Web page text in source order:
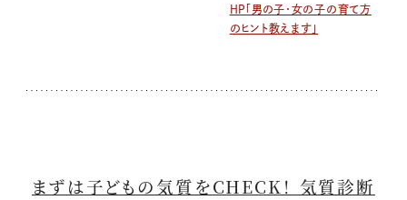
HP「男の子・女の子の育て方
のヒント教えます」
まずは子どもの気質をCHECK！ 気質診断